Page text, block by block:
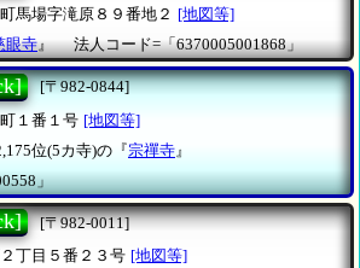
馬場字滝原８９番地２ [地図等]
眼寺』 法人コード=「6370005001868」
[〒982-0844]
１番１号 [地図等]
位(5カ寺)の『宗禪寺 』
」
[〒982-0011]
丁目５番２３号 [地図等]